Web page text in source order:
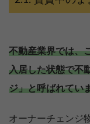
不動産業界では、
入居した状態で不
ジ」と呼ばれてい
オーナーチェンジ